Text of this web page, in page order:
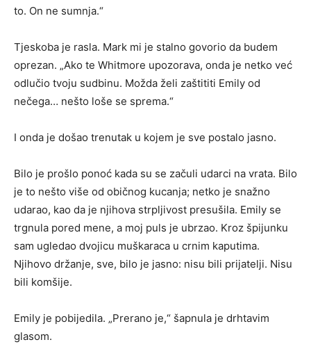
to. On ne sumnja.“
Tjeskoba je rasla. Mark mi je stalno govorio da budem
oprezan. „Ako te Whitmore upozorava, onda je netko već
odlučio tvoju sudbinu. Možda želi zaštititi Emily od
nečega… nešto loše se sprema.“
I onda je došao trenutak u kojem je sve postalo jasno.
Bilo je prošlo ponoć kada su se začuli udarci na vrata. Bilo
je to nešto više od običnog kucanja; netko je snažno
udarao, kao da je njihova strpljivost presušila. Emily se
trgnula pored mene, a moj puls je ubrzao. Kroz špijunku
sam ugledao dvojicu muškaraca u crnim kaputima.
Njihovo držanje, sve, bilo je jasno: nisu bili prijatelji. Nisu
bili komšije.
Emily je pobijedila. „Prerano je,“ šapnula je drhtavim
glasom.